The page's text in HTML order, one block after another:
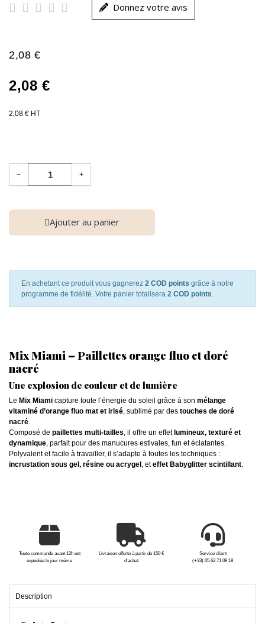
     Donnez votre avis
2,08 €
2,08 €
2,08 € HT
− +
Ajouter au panier
En achetant ce produit vous gagnerez 2 COD points grâce à notre
programme de fidélité. Votre panier totalisera 2 COD points.
Mix Miami – Paillettes orange fluo et doré
nacré
Une explosion de couleur et de lumière
Le Mix Miami capture toute l’énergie du soleil grâce à son mélange
vitaminé d’orange fluo mat et irisé, sublimé par des touches de doré
nacré.
Composé de paillettes multi-tailles, il offre un effet lumineux, texturé et
dynamique, parfait pour des manucures estivales, fun et éclatantes.
Polyvalent et facile à travailler, il s’adapte à toutes les techniques :
incrustation sous gel, résine ou acrygel , eteffet Babyglitter scintillant.
Toute commande avant 12h est
expédiée le jour même
Livraison offerte à partir de 150 €
d'achat
Service client
(+33) 05 62 71 09 18
Description